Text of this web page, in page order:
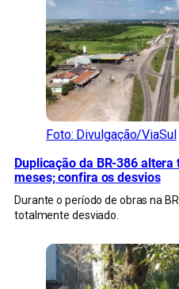
Foto: Divulgação/ViaSul
Duplicação da BR-386
meses; confira os desvios
Durante o período de obras na
totalmente desviado.